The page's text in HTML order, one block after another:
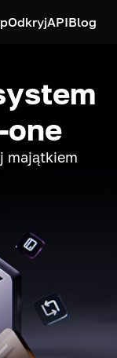
OdkryjAPIBlog
majątkiem